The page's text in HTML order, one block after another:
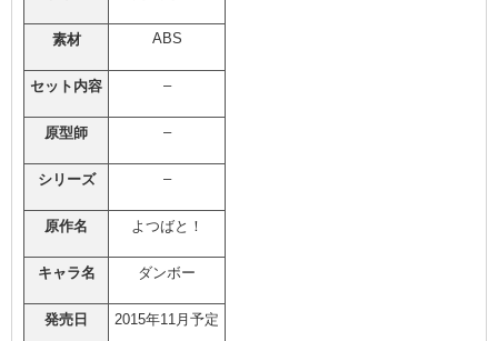
素材 ABS
セット内容 –
原型師 –
シリーズ –
原作名 よつばと！
キャラ名 ダンボー
発売日 2015年11月予定